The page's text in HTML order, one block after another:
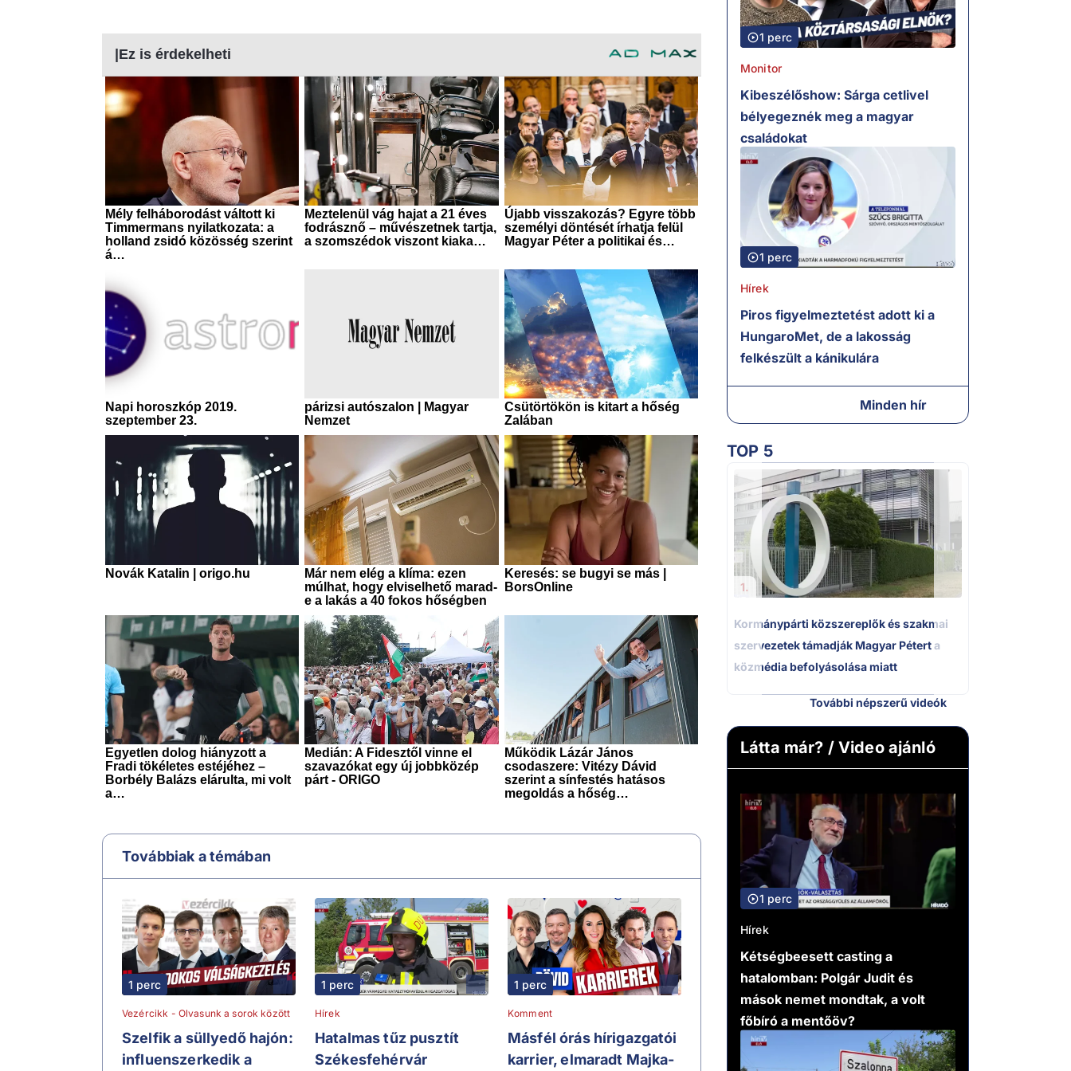
Továbbiak a témában
1 perc
Vezércikk - Olvasunk a sorok között
Szelfik a süllyedő hajón:
influenszerkedik a
1 perc
Hírek
Hatalmas tűz pusztít
Székesfehérvár
1 perc
Komment
Másfél órás hírigazgatói
karrier, elmaradt Majka-
1 perc
Monitor
Kibeszélőshow: Sárga cetlivel
bélyegeznék meg a magyar
családokat
1 perc
Hírek
Piros figyelmeztetést adott ki a
HungaroMet, de a lakosság
felkészült a kánikulára
Minden hír
TOP 5
1.
Kormánypárti közszereplők és szakmai
szervezetek támadják Magyar Pétert a
közmédia befolyásolása miatt
További népszerű videók
Látta már? / Video ajánló
1 perc
Hírek
Kétségbeesett casting a
hatalomban: Polgár Judit és
mások nemet mondtak, a volt
főbíró a mentőöv?